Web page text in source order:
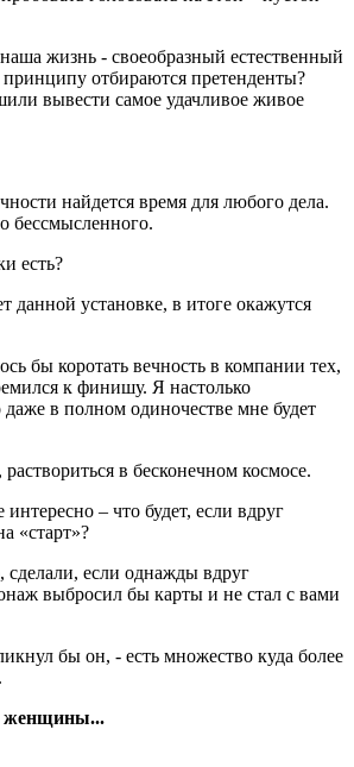
жизнь - своеобразный естественный
отбираются претенденты?
вывести самое удачливое живое
найдется время для любого дела.
бессмысленного.
есть?
данной установке, в итоге окажутся
бы коротать вечность в компании тех,
к финишу. Я настолько
в полном одиночестве мне будет
в бесконечном космосе.
– что будет, если вдруг
«старт»?
если однажды вдруг
выбросил бы карты и не стал с вами
бы он, - есть множество куда более
женщины...